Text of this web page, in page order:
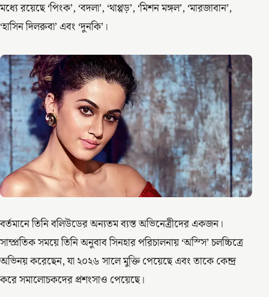
মধ্যে রয়েছে ‘পিংক’, ‘বদলা’, ‘থাপ্পড়’, ‘মিশন মঙ্গল’, ‘মারজাবান’,
‘হাসিন দিলরুবা’ এবং ‘দুনকি’।
বর্তমানে তিনি বলিউডের অন্যতম ব্যস্ত অভিনেত্রীদের একজন।
সাম্প্রতিক সময়ে তিনি অনুবাব সিনহার পরিচালনায় ‘অস্সি’ চলচ্চিত্রে
অভিনয় করেছেন, যা ২০২৬ সালে মুক্তি পেয়েছে এবং তাকে কেন্দ্র
করে সমালোচকদের প্রশংসাও পেয়েছে।